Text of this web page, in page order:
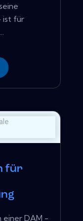
ist für
für
einer DAM -